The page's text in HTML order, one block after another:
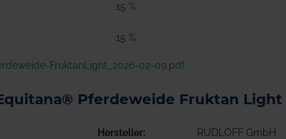
15 %
15 %
FruktanLight_2026-02-09.pdf
Pferdeweide Fruktan Light
Hersteller
RUDLOFF GmbH